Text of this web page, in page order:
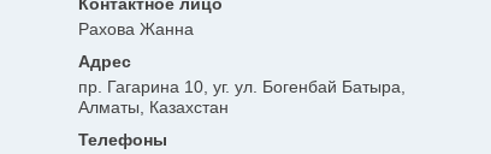
Рахова Жанна
пр. Гагарина 10, уг. ул. Богенбай Батыра,
Алматы, Казахстан